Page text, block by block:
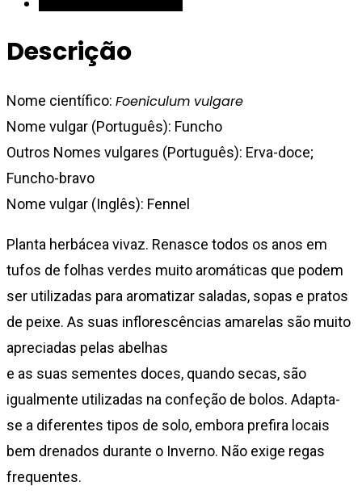
Descrição
Nome científico: Foeniculum vulgare
Nome vulgar (Português): Funcho
Outros Nomes vulgares (Português): Erva-doce;
Funcho-bravo
Nome vulgar (Inglês): Fennel
Planta herbácea vivaz. Renasce todos os anos em
tufos de folhas verdes muito aromáticas que podem
ser utilizadas para aromatizar saladas, sopas e pratos
de peixe. As suas inflorescências amarelas são muito
apreciadas pelas abelhas
e as suas sementes doces, quando secas, são
igualmente utilizadas na confeção de bolos. Adapta-
se a diferentes tipos de solo, embora prefira locais
bem drenados durante o Inverno. Não exige regas
frequentes.